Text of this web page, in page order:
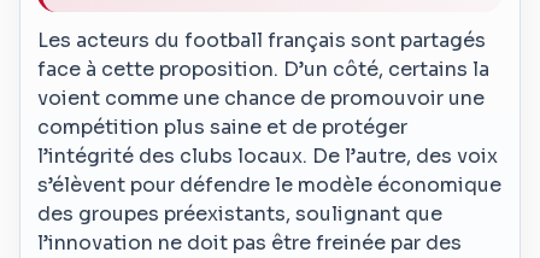
Les acteurs du football français sont partagés
face à cette proposition. D’un côté, certains la
voient comme une chance de promouvoir une
compétition plus saine et de protéger
l’intégrité des clubs locaux. De l’autre, des voix
s’élèvent pour défendre le modèle économique
des groupes préexistants, soulignant que
l’innovation ne doit pas être freinée par des